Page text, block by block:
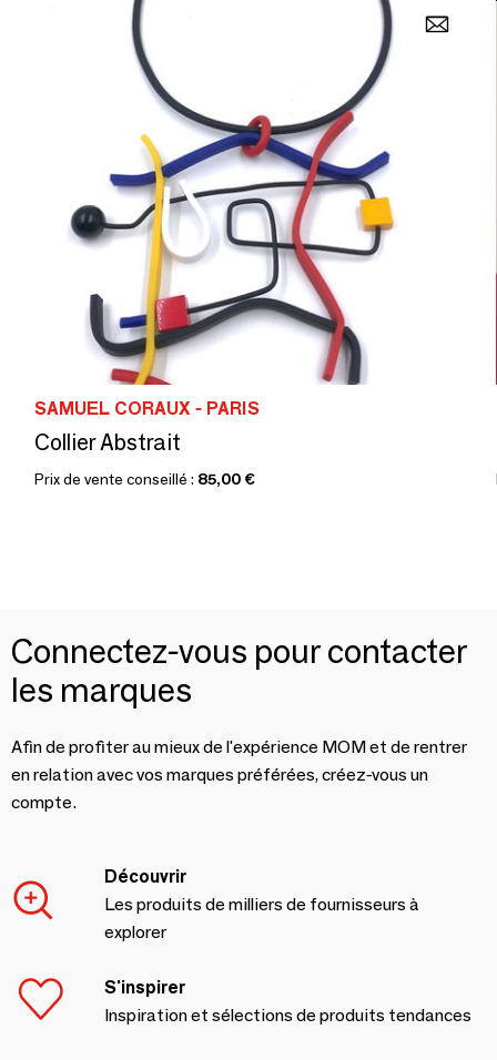
SAMUEL CORAUX - PARIS
Collier Abstrait
Prix de vente conseillé : 85,00 €
Connectez-vous pour contacter
les marques
Afin de profiter au mieux de l'expérience MOM et de rentrer
en relation avec vos marques préférées, créez-vous un
compte.
Découvrir
Les produits de milliers de fournisseurs à
explorer
S'inspirer
Inspiration et sélections de produits tendances